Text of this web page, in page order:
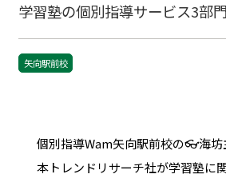
学習塾の個別指導サービス3部
矢向駅前校
個別指導Wam矢向駅前校の👓海坊
本トレンドリサーチ社が学習塾に